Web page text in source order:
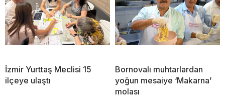
İzmir Yurttaş Meclisi 15
ilçeye ulaştı
Bornovalı muhtarlardan
yoğun mesaiye ‘Makarna’
molası